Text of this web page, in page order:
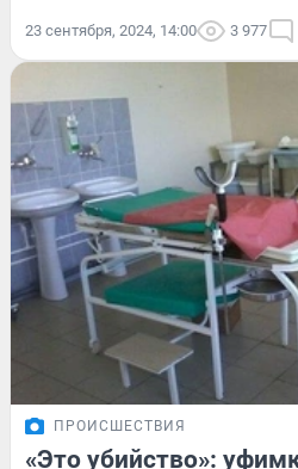
23 сентября, 2024, 14:00 3 977
ПРОИСШЕСТВИЯ
«Это убийство»: